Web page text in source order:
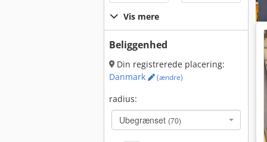
Vis mere
Beliggenhed
Din registrerede placering:
Danmark
(ændre)
radius:
Ubegrænset (70)